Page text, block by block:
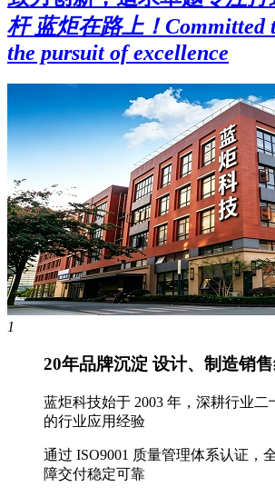
杆 蓝炬在路上！Committed
the pursuit of excellence
1
20年品牌沉淀 设计、制造销
蓝炬科技始于 2003 年，深耕行业二
的行业应用经验
通过 ISO9001 质量管理体系认证，
障交付稳定可靠